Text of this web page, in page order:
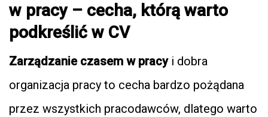
w pracy – cecha, którą warto
podkreślić w CV
Zarządzanie czasem w pracyi dobra
organizacja pracy to cecha bardzo pożądana
przez wszystkich pracodawców, dlatego warto